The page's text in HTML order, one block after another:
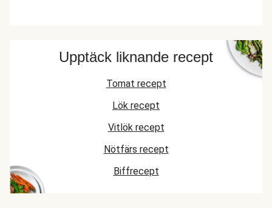
Upptäck liknande recept
Tomat recept
Lök recept
Vitlök recept
Nötfärs recept
Biffrecept